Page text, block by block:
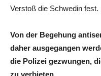
Verstoß die Schwedin fest.
Von der Begehung
daher ausgegangen
die Polizei gezwungen,
zu verbieten.